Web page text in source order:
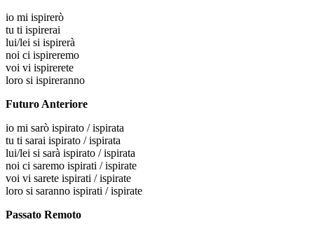
io mi ispirerò
tu ti ispirerai
lui/lei si ispirerà
noi ci ispireremo
voi vi ispirerete
loro si ispireranno
Futuro Anteriore
io mi sarò ispirato / ispirata
tu ti sarai ispirato / ispirata
lui/lei si sarà ispirato / ispirata
noi ci saremo ispirati / ispirate
voi vi sarete ispirati / ispirate
loro si saranno ispirati / ispirate
Passato Remoto